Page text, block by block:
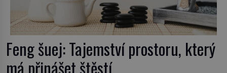
Feng šuej: Tajemství prostoru, který
má přinášet štěstí